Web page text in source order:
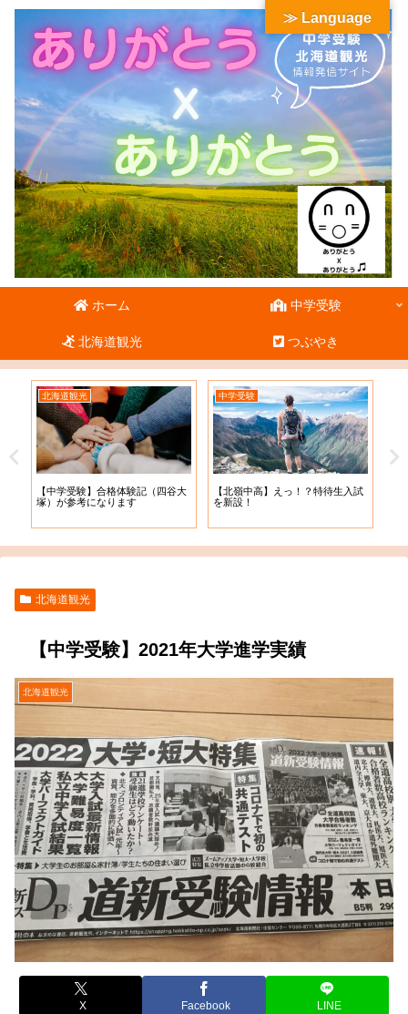
ホーム 中学受験
北海道観光 つぶやき
北海道観光
【中学受験】合格体験記（四谷大
塚）が参考になります
中学受験
【北嶺中高】えっ！？特待生入試
を新設！
北海道観光
【中学受験】2021年大学進学実績
北海道観光
X Facebook LINE
≫ Language